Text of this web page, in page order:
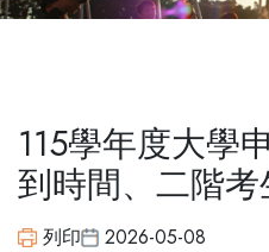
115學年度大學
到時間、二階
列印 2026-05-08